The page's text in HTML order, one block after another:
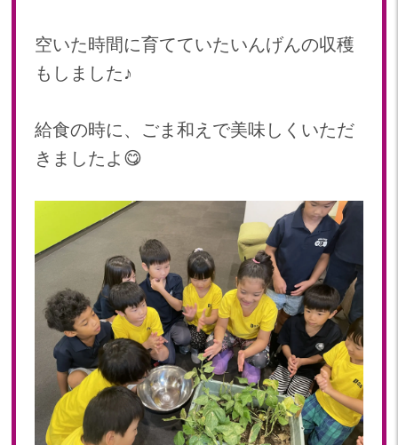
空いた時間に育てていたいんげんの収穫
もしました♪
給食の時に、ごま和えで美味しくいただ
きましたよ😋